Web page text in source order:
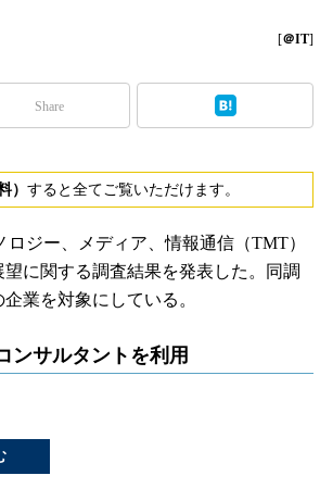
Test &
[＠IT]
Share
） すると全てご覧いただけます。
ジー、メディア、情報通信（TMT）
に関する調査結果を発表した。同調
業を対象にしている。
ンサルタントを利用